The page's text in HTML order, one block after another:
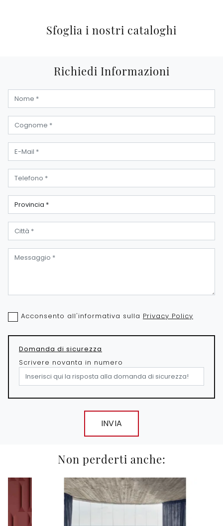
Sfoglia i nostri cataloghi
Richiedi Informazioni
Acconsento all'informativa sulla Privacy Policy
Domanda di sicurezza
Scrivere novanta in numero
INVIA
Non perderti anche: